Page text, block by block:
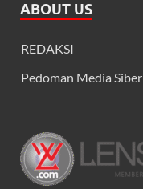
ABOUT US
REDAKSI
Pedoman Media Siber